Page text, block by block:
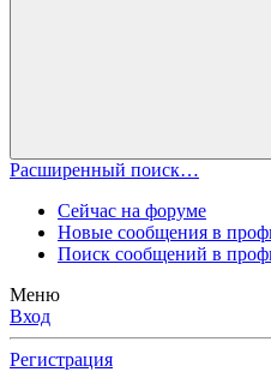
Расширенный поиск…
Сейчас на форуме
Новые сообщения в
Поиск сообщений в
Меню
Вход
Регистрация